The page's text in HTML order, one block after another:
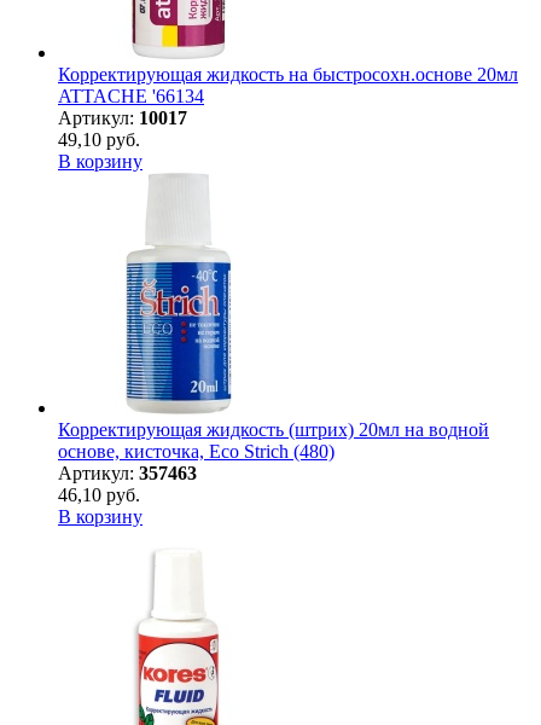
Корректирующая жидкость на быстросохн.основе 20мл
ATTACHE '66134
Артикул: 10017
49,10 руб.
В корзину
Корректирующая жидкость (штрих) 20мл на водной
основе, кисточка, Eco Strich (480)
Артикул: 357463
46,10 руб.
В корзину